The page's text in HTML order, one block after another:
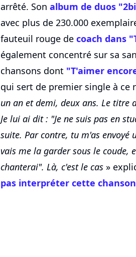
arrêté. Son album de duos
avec plus de 230.000
fauteuil rouge de coach dans
également concentré sur sa
chansons dont "T'aimer
qui sert de premier single à ce
un an et demi, deux ans. Le titre
Je lui ai dit : "Je ne suis pas en
suite. Par contre, tu m'as envoyé
vais me la garder sous le coude,
chanterai". Là, c'est le cas »
pas interpréter cette chanson